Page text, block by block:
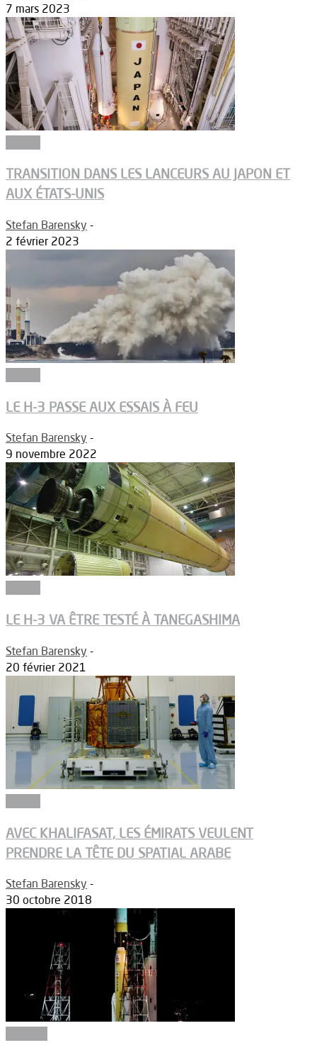
7 mars 2023
TRANSITION DANS LES LANCEURS AU JAPON ET
AUX ÉTATS-UNIS
Stefan Barensky -
2 février 2023
LE H-3 PASSE AUX ESSAIS À FEU
Stefan Barensky -
9 novembre 2022
LE H-3 VA ÊTRE TESTÉ À TANEGASHIMA
Stefan Barensky -
20 février 2021
AVEC KHALIFASAT, LES ÉMIRATS VEULENT
PRENDRE LA TÊTE DU SPATIAL ARABE
Stefan Barensky -
30 octobre 2018